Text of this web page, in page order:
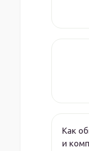
Как
и